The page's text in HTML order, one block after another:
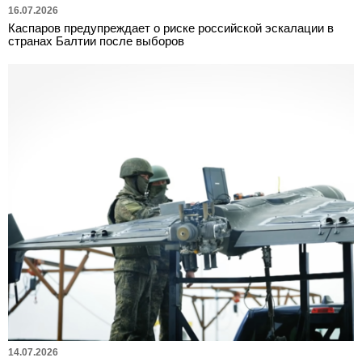
16.07.2026
Каспаров предупреждает о риске российской эскалации в
странах Балтии после выборов
14.07.2026